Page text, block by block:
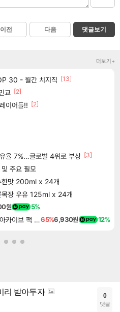
이전 다음 댓글보기
더보기+
30 - 월간 치지직 [13]
교 [2]
이어들!! [2]
율 7%…글로벌 4위로 부상 [3]
주요 필모
한맛 200ml x 24개
목장 우유 125ml x 24개
원 5%
디제이맥스 리스펙트 V 블루아카이브 팩 DJMAX RESPECT V Blue Archive Pack DLC65%6,930원 12%
리 받아두자 0
댓글